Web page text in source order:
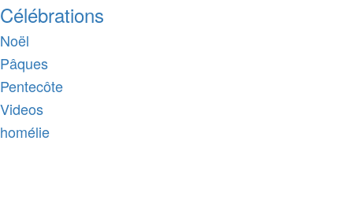
Célébrations
Noël
Pâques
Pentecôte
Videos
homélie